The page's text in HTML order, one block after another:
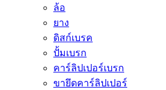
ล้อ
ยาง
ดิสก์เบรค
ปั้มเบรก
คาร์ลิปเปอร์เบรก
ขายึดคาร์ลิปเปอร์